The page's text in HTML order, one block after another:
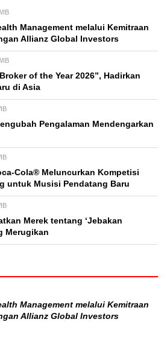
Management melalui Kemitraan
Allianz Global Investors
of the Year 2026”, Hadirkan
di Asia
Pengalaman Mendengarkan
Cola® Meluncurkan Kompetisi
untuk Musisi Pendatang Baru
Merek tentang ‘Jebakan
Merugikan
Management melalui Kemitraan
Allianz Global Investors